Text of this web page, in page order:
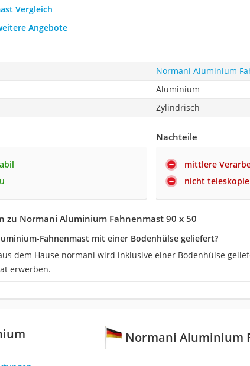
Vergleich
Angebote
Normani Aluminium
Aluminium
Zylindrisch
Nachteile
mittlere
nicht
zu Normani Aluminium Fahnenmast 90 x 50
Fahnenmast mit einer Bodenhülse geliefert?
dem Hause normani wird inklusive einer Bodenhülse
erwerben.
Normani Aluminium